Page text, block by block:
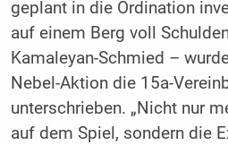
geplant in die Ordination
auf einem Berg voll
Kamaleyan-Schmied –
Nebel-Aktion die 15a-
unterschrieben. „Nicht nur
auf dem Spiel, sondern die